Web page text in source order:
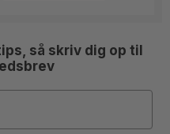
så skriv dig op til